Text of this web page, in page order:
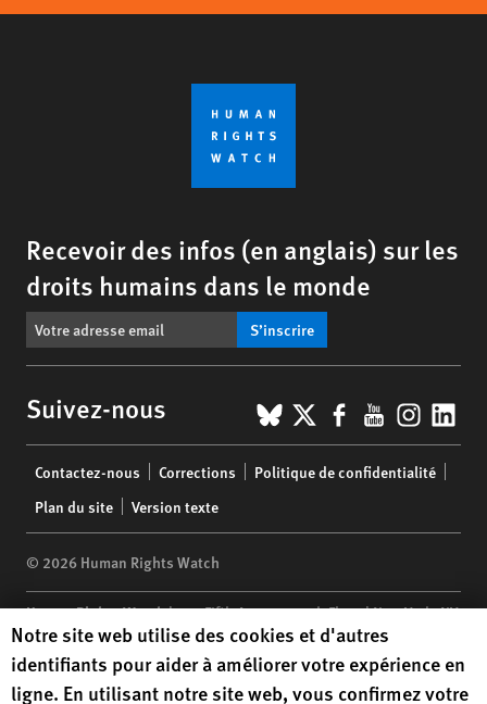
Recevoir des infos (en anglais) sur les
droits humains dans le monde
S’inscrire
Suivez-nous BlueSky
X Facebook
YouTube
menu
Contactez-nous Corrections
Politique de confidentialité
Plan du site
Version texte
© 2026 Human Rights Watch
Human Rights Watch| 350 Fifth Avenue, 34th Floor | New York,NY
10118-3299USA |t1.212.290.4700
Human Rights Watchis a 501(C)(3) nonprofit registered in the US
under EIN: 13-2875808
Human Rights Watch cookie preferences
Notre site web utilise des cookies et d'autres
identifiants pour aider à améliorer votre expérience en
ligne. En utilisant notre site web, vous confirmez votre